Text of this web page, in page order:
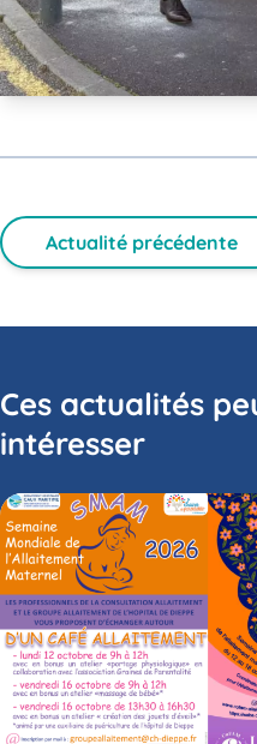
Actualité précédente
Ces actualités
intéresser